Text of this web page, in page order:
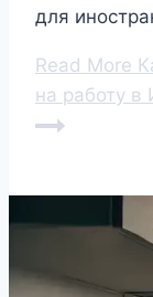
для
Read More
на работу в